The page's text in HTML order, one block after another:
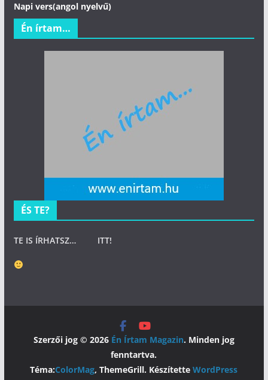
Napi vers(angol nyelvű)
Én írtam…
ÉS TE?
TE IS ÍRHATSZ… ITT!
Szerzői jog © 2026 Én Írtam Magazin. Minden jog
fenntartva.
Téma:ColorMag, ThemeGrill. KészítetteWordPress